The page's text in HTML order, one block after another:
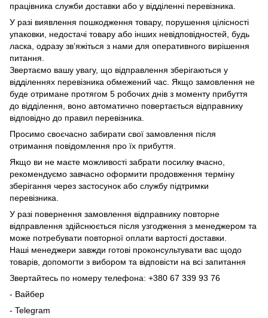
працівника служби доставки або у відділенні перевізника.
У разі виявлення пошкодження товару, порушення цілісності
упаковки, недостачі товару або інших невідповідностей, будь
ласка, одразу зв’яжіться з нами для оперативного вирішення
питання.
Звертаємо вашу увагу, що відправлення зберігаються у
відділеннях перевізника обмежений час. Якщо замовлення не
буде отримане протягом 5 робочих днів з моменту прибуття
до відділення, воно автоматично повертається відправнику
відповідно до правил перевізника.
Просимо своєчасно забирати свої замовлення після
отримання повідомлення про їх прибуття.
Якщо ви не маєте можливості забрати посилку вчасно,
рекомендуємо завчасно оформити продовження терміну
зберігання через застосунок або службу підтримки
перевізника.
У разі повернення замовлення відправнику повторне
відправлення здійснюється після узгодження з менеджером та
може потребувати повторної оплати вартості доставки.
Наші менеджери завжди готові проконсультувати вас щодо
товарів, допомогти з вибором та відповісти на всі запитання
Звертайтесь по номеру телефона: +380 67 339 93 76
- Вайбер
- Telegram